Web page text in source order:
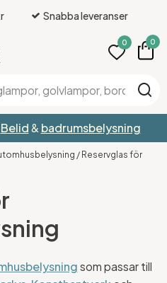
Snabba leveranser
0 0
Belid& badrumsbelysning
/ Reservglas för
som passar till